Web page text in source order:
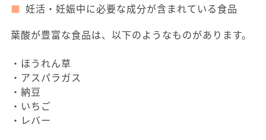
妊活・妊娠中に必要な成分が含まれている食品
葉酸が豊富な食品は、以下のようなものがあります。
・ほうれん草
・アスパラガス
・納豆
・いちご
・レバー